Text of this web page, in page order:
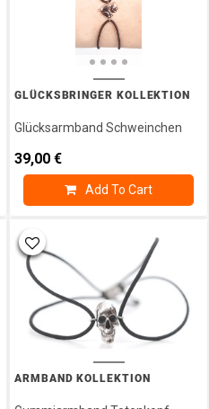
GLÜCKSBRINGER KOLLEKTION
Glücksarmband Schweinchen
39,00 €
Add To Cart
ARMBAND KOLLEKTION